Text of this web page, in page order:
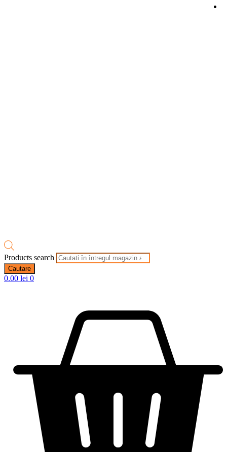
Products search
Cautare
0.00 lei 0